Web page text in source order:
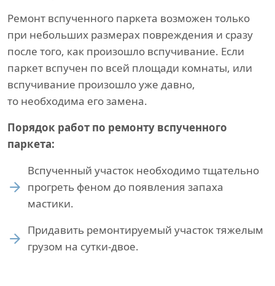
Ремонт вспученного паркета возможен только
при небольших размерах повреждения и сразу
после того, как произошло вспучивание. Если
паркет вспучен по всей площади комнаты, или
вспучивание произошло уже давно,
то необходима его замена.
Порядок работ по ремонту вспученного
паркета:
Вспученный участок необходимо тщательно
прогреть феном до появления запаха
мастики.
Придавить ремонтируемый участок тяжелым
грузом на сутки-двое.